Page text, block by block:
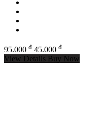
95.000 đ 45.000 đ
View Details Buy Now